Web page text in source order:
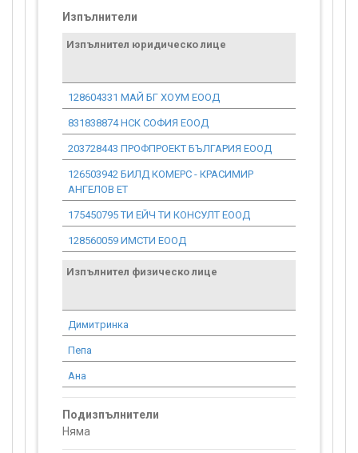
Изпълнители
Изпълнител юридическо лице
128604331 МАЙ БГ ХОУМ ЕООД
831838874 НСК СОФИЯ ЕООД
203728443 ПРОФПРОЕКТ БЪЛГАРИЯ ЕООД
126503942 БИЛД КОМЕРС - КРАСИМИР
АНГЕЛОВ ЕТ
175450795 ТИ ЕЙЧ ТИ КОНСУЛТ ЕООД
128560059 ИМСТИ ЕООД
Изпълнител физическо лице
Димитринка
Пепа
Ана
Подизпълнители
Няма